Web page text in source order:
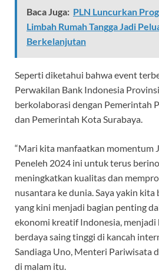
Baca Juga: PLN Luncurkan
Limbah Rumah Tangga Jadi
Berkelanjutan
Seperti diketahui bahwa event
Perwakilan Bank Indonesia
berkolaborasi dengan Pemerintah
dan Pemerintah Kota Surabaya.
“Mari kita manfaatkan momentum
Peneleh 2024 ini untuk terus
meningkatkan kualitas dan
nusantara ke dunia. Saya yakin kita
yang kini menjadi bagian penting
ekonomi kreatif Indonesia,
berdaya saing tinggi di kancah
Sandiaga Uno, Menteri Pariwisata
di malam itu.